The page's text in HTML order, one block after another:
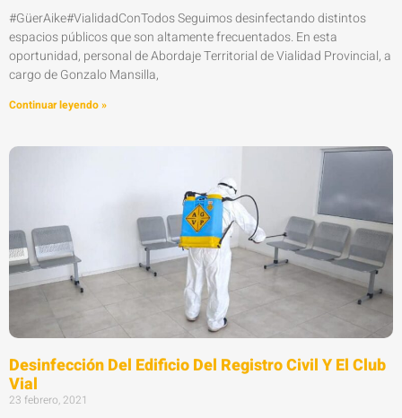
#GüerAike#VialidadConTodos Seguimos desinfectando distintos
espacios públicos que son altamente frecuentados. En esta
oportunidad, personal de Abordaje Territorial de Vialidad Provincial, a
cargo de Gonzalo Mansilla,
Continuar leyendo »
Desinfección Del Edificio Del Registro Civil Y El Club
Vial
23 febrero, 2021